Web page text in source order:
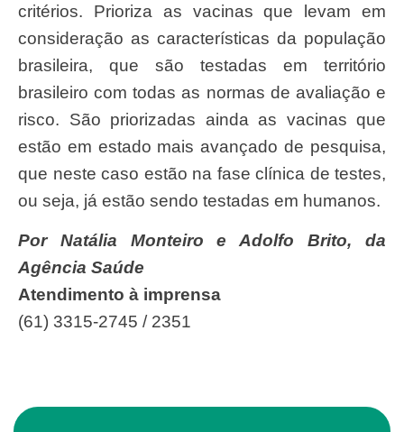
critérios. Prioriza as vacinas que levam em
consideração as características da população
brasileira, que são testadas em território
brasileiro com todas as normas de avaliação e
risco. São priorizadas ainda as vacinas que
estão em estado mais avançado de pesquisa,
que neste caso estão na fase clínica de testes,
ou seja, já estão sendo testadas em humanos.
Por Natália Monteiro e Adolfo Brito, da
Agência Saúde
Atendimento à imprensa
(61) 3315-2745 / 2351